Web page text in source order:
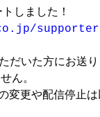
しました！
いた方にお送り
ん。
や配信停止は